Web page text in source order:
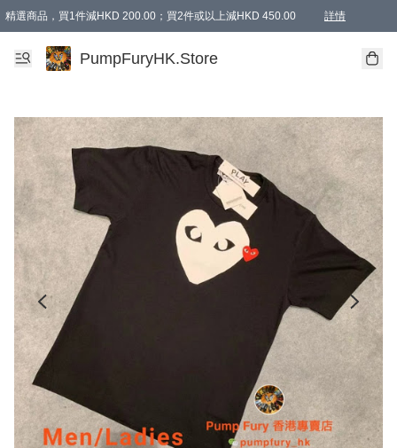
精選商品，買1件減HKD 200.00；買2件或以上減HKD 450.00 詳情
AAPE商品,會員專享9折或以上（按會員等級）AAPE products, members can
精選商品，任選買2件或以上減HKD 100.00
購物滿 HKD 800.00即享免運費優惠！（適用於 特定的送貨方式 )
PumpFuryHK.Store